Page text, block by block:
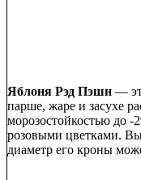
Яблоня Рэд Пэшн —
парше, жаре и засухе
морозостойкостью до
розовыми цветками.
диаметр его кроны